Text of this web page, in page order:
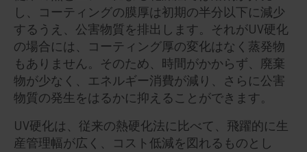
し、コーティングの膜厚は初期の半分以下に減少
するうえ、公害物質を排出します。それがUV硬化
の場合には、コーティング厚の変化はなく蒸発物
もありません。そのため、時間がかからず、廃棄
物が少なく、エネルギー消費が減り、さらに公害
物質の発生をはるかに抑えることができます。
UV硬化は、従来の熱硬化法に比べて、飛躍的に生
産管理幅が広く、コスト低減を図れるものとし